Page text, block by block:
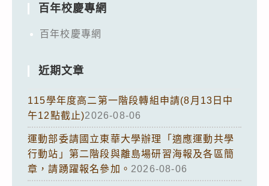
百年校慶專網
百年校慶專網
近期文章
115學年度高二第一階段轉組申請(8月13日中
午12點截止)2026-08-06
運動部委請國立東華大學辦理「適應運動共學
行動站」第二階段與離島場研習海報及各區簡
章，請踴躍報名參加。 2026-08-06